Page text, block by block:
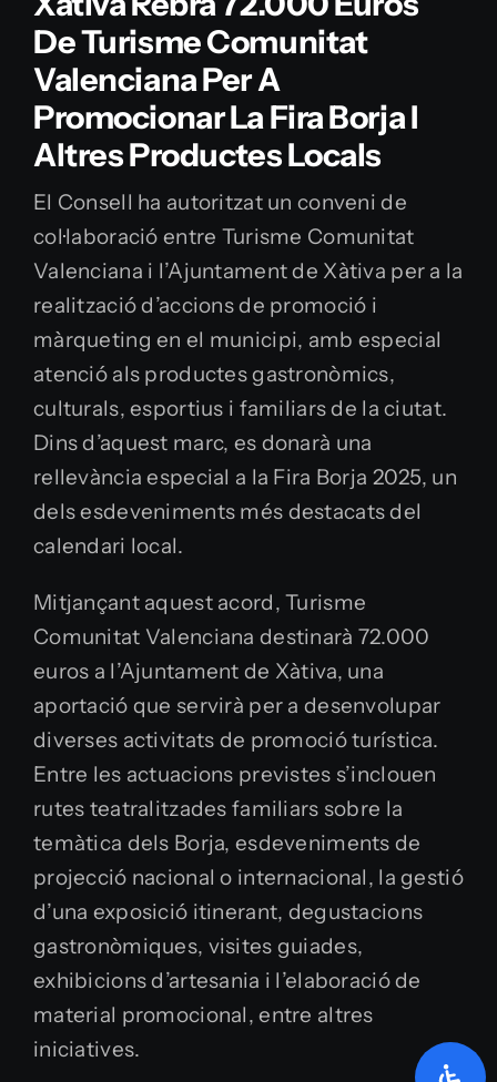
Contacte
De Turisme Comunitat
Valenciana Per A
Promocionar La Fira Borja I
Altres Productes Locals
El Consell ha autoritzat un conveni de
col·laboració entre Turisme Comunitat
Valenciana i l’Ajuntament de Xàtiva per a la
realització d’accions de promoció i
màrqueting en el municipi, amb especial
atenció als productes gastronòmics,
culturals, esportius i familiars de la ciutat.
Dins d’aquest marc, es donarà una
rellevància especial a la Fira Borja 2025, un
dels esdeveniments més destacats del
calendari local.
Mitjançant aquest acord, Turisme
Comunitat Valenciana destinarà 72.000
euros a l’Ajuntament de Xàtiva, una
aportació que servirà per a desenvolupar
diverses activitats de promoció turística.
Entre les actuacions previstes s’inclouen
rutes teatralitzades familiars sobre la
temàtica dels Borja, esdeveniments de
projecció nacional o internacional, la gestió
d’una exposició itinerant, degustacions
gastronòmiques, visites guiades,
exhibicions d’artesania i l’elaboració de
material promocional, entre altres
iniciatives.